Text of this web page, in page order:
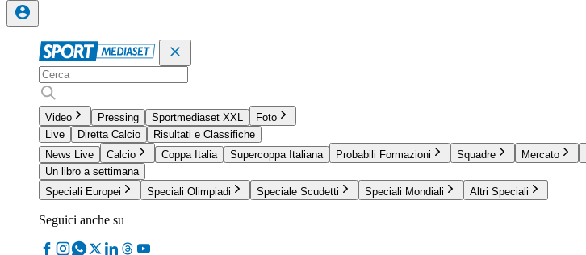
Video Pressing Sportmediaset XXL
Foto
Live
Diretta Calcio
Risultati e Classifiche
News Live
Calcio Coppa Italia Supercoppa Italiana Probabili Formazioni Squadre Mercato
Un libro a settimana
Speciali Europei
Speciali Olimpiadi Speciale Scudetti Speciali Mondiali Altri Speciali
Seguici anche su